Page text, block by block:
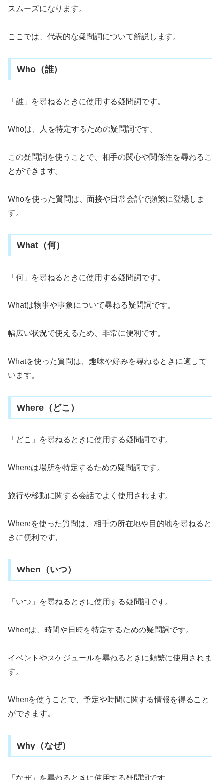
スムーズになります。
ここでは、代表的な疑問詞について解説します。
Who（誰）
「誰」を尋ねるときに使用する疑問詞です。
Whoは、人を特定するための疑問詞です。
この疑問詞を使うことで、相手の関心や関係性を尋ねるこ
とができます。
Whoを使った質問は、面接や日常会話で頻繁に登場しま
す。
What（何）
「何」を尋ねるときに使用する疑問詞です。
Whatは物事や事象について尋ねる疑問詞です。
幅広い状況で使えるため、非常に便利です。
Whatを使った質問は、趣味や好みを尋ねるときに適して
います。
Where（どこ）
「どこ」を尋ねるときに使用する疑問詞です。
Whereは場所を特定するための疑問詞です。
旅行や移動に関する会話でよく使用されます。
Whereを使った質問は、相手の所在地や目的地を尋ねると
きに便利です。
When（いつ）
「いつ」を尋ねるときに使用する疑問詞です。
Whenは、時間や日時を特定するための疑問詞です。
イベントやスケジュールを尋ねるときに頻繁に使用されま
す。
Whenを使うことで、予定や時間に関する情報を得ること
ができます。
Why（なぜ）
「なぜ」を尋ねるときに使用する疑問詞です。